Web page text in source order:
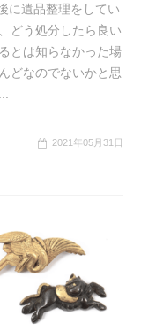
に遺品整理をしてい
どう処分したら良い
とは知らなかった場
どなのでないかと思
2021年05月31日